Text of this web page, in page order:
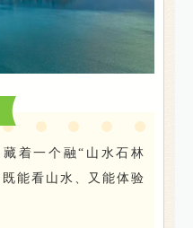
着一个融“山水石林
能看山水、又能体验